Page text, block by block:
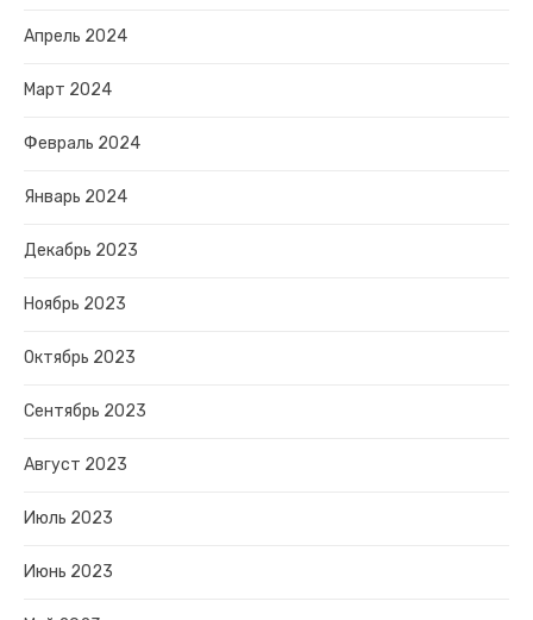
Апрель 2024
Март 2024
Февраль 2024
Январь 2024
Декабрь 2023
Ноябрь 2023
Октябрь 2023
Сентябрь 2023
Август 2023
Июль 2023
Июнь 2023